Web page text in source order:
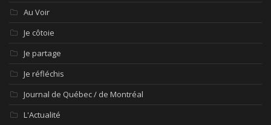
Au Voir
Je côtoie
Je partage
Je réfléchis
Journal de Québec / de Montréal
L'Actualité